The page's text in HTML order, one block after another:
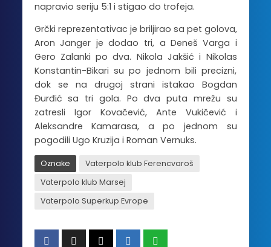
napravio seriju 5:1 i stigao do trofeja.
Grčki reprezentativac je briljirao sa pet golova,
Aron Janger je dodao tri, a Deneš Varga i
Gero Zalanki po dva. Nikola Jakšić i Nikolas
Konstantin-Bikari su po jednom bili precizni,
dok se na drugoj strani istakao Bogdan
Đurđić sa tri gola. Po dva puta mrežu su
zatresli Igor Kovačević, Ante Vukičević i
Aleksandre Kamarasa, a po jednom su
pogodili Ugo Kruzija i Roman Vernuks.
Oznake
Vaterpolo klub Ferencvaroš
Vaterpolo klub Marsej
Vaterpolo Superkup Evrope